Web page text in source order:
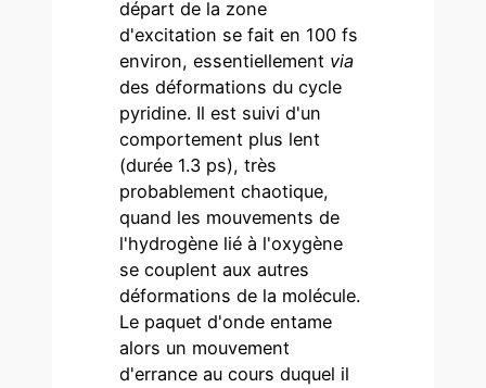
départ de la zone
d'excitation se fait en 100 fs
environ, essentiellement via
des déformations du cycle
pyridine. Il est suivi d'un
comportement plus lent
(durée 1.3 ps), très
probablement chaotique,
quand les mouvements de
l'hydrogène lié à l'oxygène
se couplent aux autres
déformations de la molécule.
Le paquet d'onde entame
alors un mouvement
d'errance au cours duquel il